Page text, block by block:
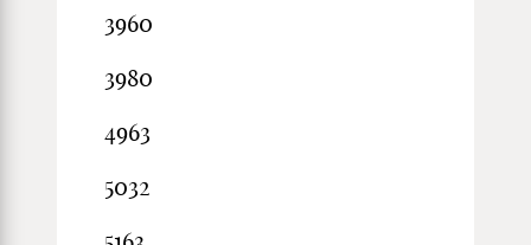
3960
3980
4963
5032